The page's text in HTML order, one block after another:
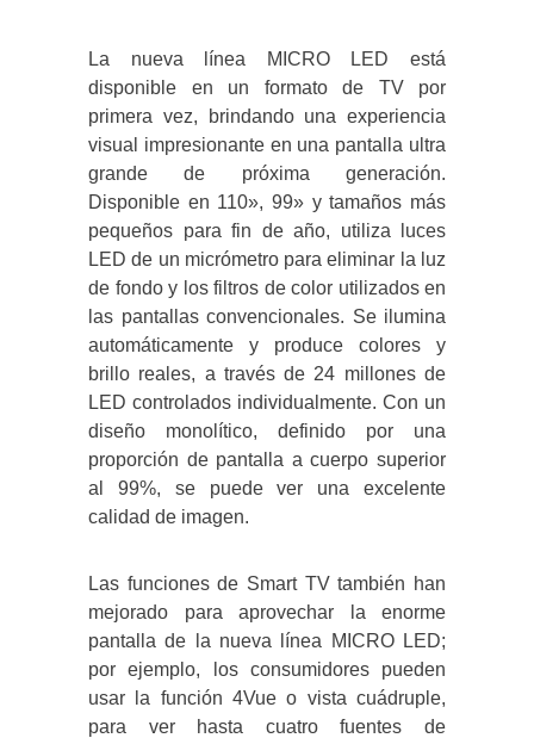
La nueva línea MICRO LED está
disponible en un formato de TV por
primera vez, brindando una experiencia
visual impresionante en una pantalla ultra
grande de próxima generación.
Disponible en 110», 99» y tamaños más
pequeños para fin de año, utiliza luces
LED de un micrómetro para eliminar la luz
de fondo y los filtros de color utilizados en
las pantallas convencionales. Se ilumina
automáticamente y produce colores y
brillo reales, a través de 24 millones de
LED controlados individualmente. Con un
diseño monolítico, definido por una
proporción de pantalla a cuerpo superior
al 99%, se puede ver una excelente
calidad de imagen.
Las funciones de Smart TV también han
mejorado para aprovechar la enorme
pantalla de la nueva línea MICRO LED;
por ejemplo, los consumidores pueden
usar la función 4Vue o vista cuádruple,
para ver hasta cuatro fuentes de